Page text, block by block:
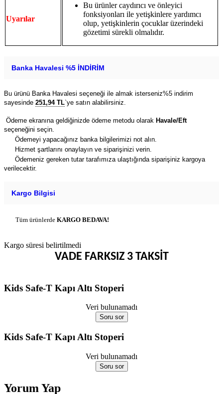
Uyarılar
Bu ürünler caydırıcı ve önleyici
fonksiyonları ile yetişkinlere yardımcı
olup, yetişkinlerin çocuklar üzerindeki
gözetimi sürekli olmalıdır.
Banka Havalesi %5 İNDİRİM
Bu ürünü Banka Havalesi seçeneği ile almak isterseniz%5 indirim
sayesinde 251,94 TL`ye satın alabilirsiniz.
Ödeme ekranına geldiğinizde ödeme metodu olarak Havale/Eft
seçeneğini seçin.
Ödemeyi yapacağınız banka bilgilerimizi not alın.
Hizmet şartlarını onaylayın ve siparişinizi verin.
Ödemeniz gereken tutar tarafımıza ulaştığında siparişiniz kargoya
verilecektir.
Kargo Bilgisi
Tüm ürünlerde KARGO BEDAVA!
Kargo süresi belirtilmedi
VADE FARKSIZ 3 TAKSİT
Kids Safe-T Kapı Altı Stoperi
Veri bulunamadı
Soru sor
Kids Safe-T Kapı Altı Stoperi
Veri bulunamadı
Soru sor
Yorum Yap